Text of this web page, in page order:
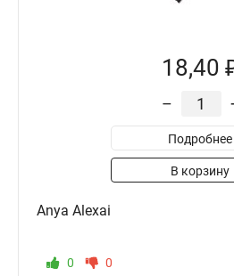
18,40
–
Подробнее
В корзину
Anya Alexai
0 0